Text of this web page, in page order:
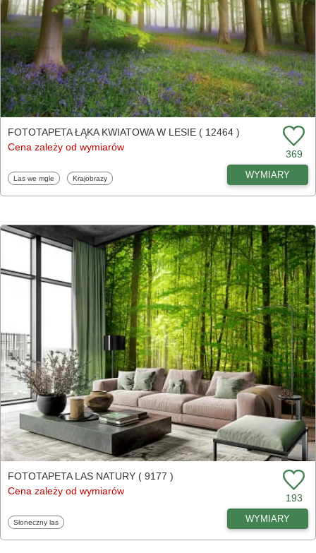
FOTOTAPETA ŁĄKA KWIATOWA W LESIE ( 12464 )
Cena zależy od wymiarów
369
Fototapety
Las we mgle Fototapety
Krajobrazy WYMIARY
FOTOTAPETA LAS NATURY ( 9177 )
Cena zależy od wymiarów
193
Fototapety
Słoneczny las WYMIARY